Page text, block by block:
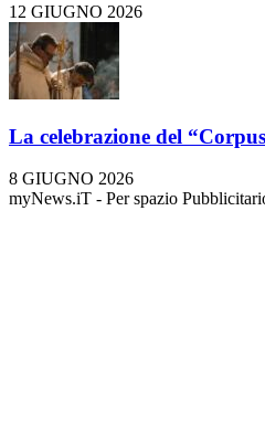
12 GIUGNO 2026
La celebrazione del
8 GIUGNO 2026
myNews.iT - Per spazio